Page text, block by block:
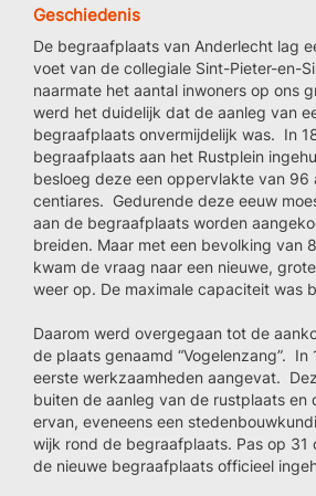
Geschiedenis
De begraafplaats van Anderlecht lag
voet van de collegiale Sint-Pieter-en-
naarmate het aantal inwoners op ons
werd het duidelijk dat de aanleg van
begraafplaats onvermijdelijk was. In
begraafplaats aan het Rustplein
besloeg deze een oppervlakte van 96
centiares. Gedurende deze eeuw
aan de begraafplaats worden
breiden. Maar met een bevolking van
kwam de vraag naar een nieuwe,
weer op. De maximale capaciteit was
Daarom werd overgegaan tot de
de plaats genaamd “Vogelenzang”.
eerste werkzaamheden aangevat.
buiten de aanleg van de rustplaats en
ervan, eveneens een
wijk rond de begraafplaats. Pas op 31
de nieuwe begraafplaats officieel